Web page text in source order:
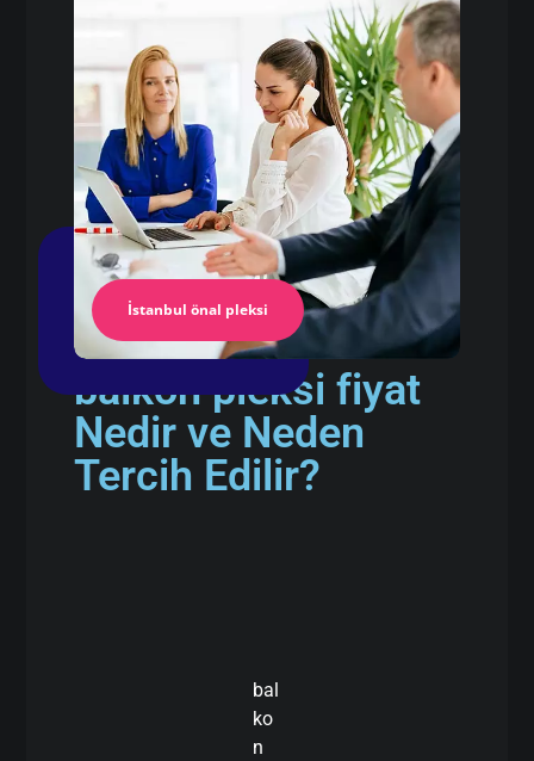
İstanbul önal pleksi
balkon pleksi fiyat
Nedir ve Neden
Tercih Edilir?
bal
ko
n